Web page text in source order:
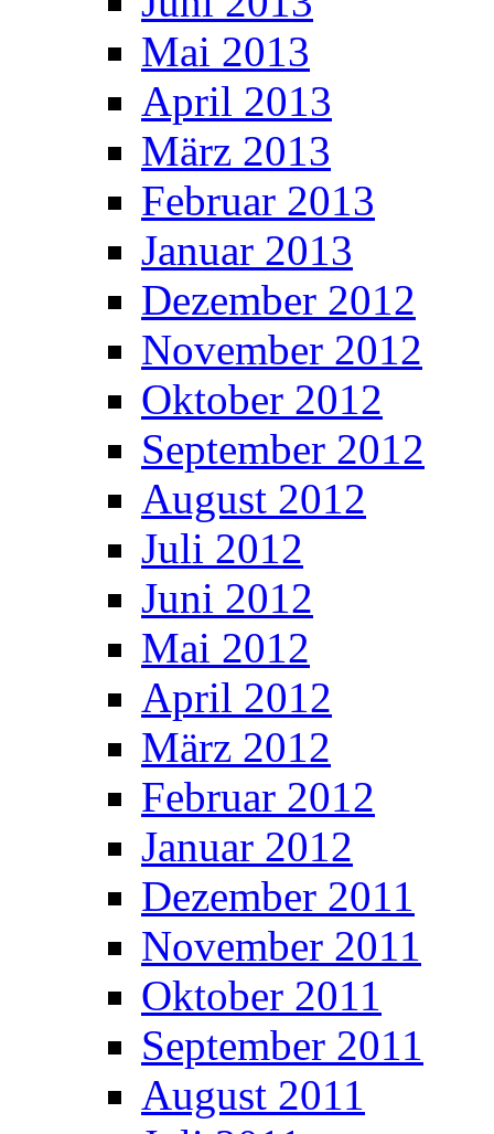
Mai 2013
April 2013
März 2013
Februar 2013
Januar 2013
Dezember 2012
November 2012
Oktober 2012
September 2012
August 2012
Juli 2012
Juni 2012
Mai 2012
April 2012
März 2012
Februar 2012
Januar 2012
Dezember 2011
November 2011
Oktober 2011
September 2011
August 2011